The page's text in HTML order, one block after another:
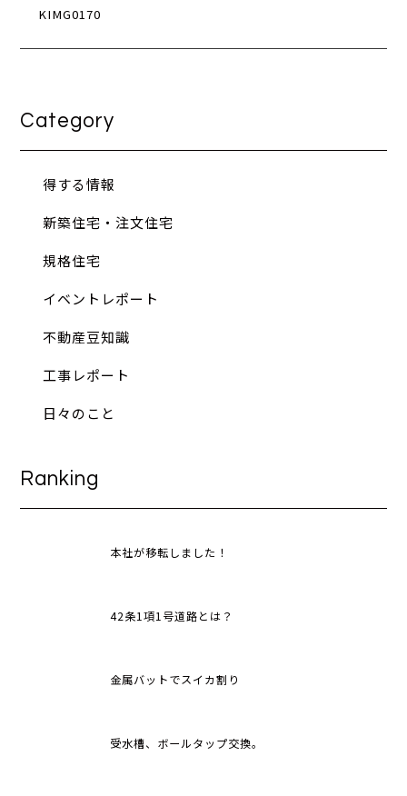
KIMG0170
Category
得する情報
新築住宅・注文住宅
規格住宅
イベントレポート
不動産豆知識
工事レポート
日々のこと
Ranking
本社が移転しました！
42条1項1号道路とは？
金属バットでスイカ割り
受水槽、ボールタップ交換。